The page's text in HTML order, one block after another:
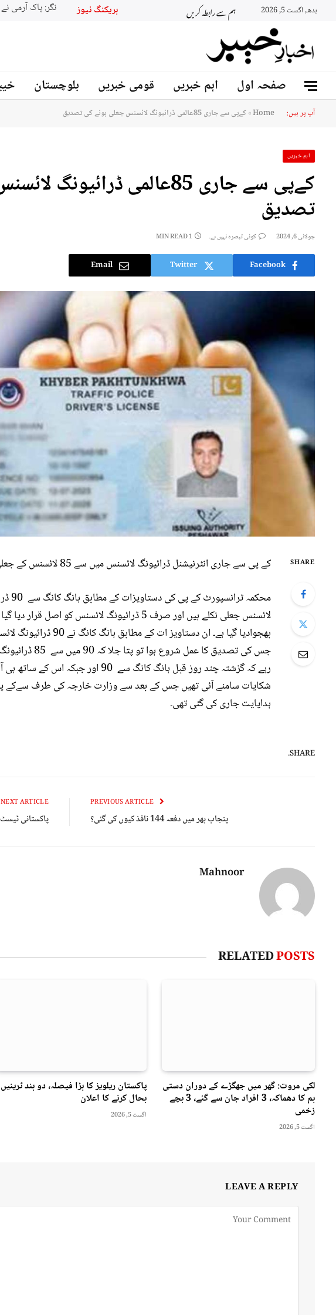
بدھ, اگست 5, 2026 ہم سے رابطہ کریں بریکنگ نیوز پاکستان اور
صفحہ اول اہم خبریں قومی خبریں بلوچستان
آپ پر ہیں: Home
»کےپی سے جاری 85عالمی ڈرائیونگ لائسنس جعلی ہونے کی تصدیق
اہم خبریں
کےپی سے جاری 85عالمی
تصدیق
جولائی 6, 2024 کوئی تبصرہ نہیں ہے۔ 1 MIN READ
Facebook
Twitter
Email
SHARE
کے پی سے جاری انٹرنیشنل ڈرائیونگ لائسنس میں سے 85 لائسنس کے جعلی ہونے کی تصدیق کردی گئی ہے۔
لائسنس جعلی نکلے ہیں اور صرف 5 ڈرائیونگ
بھجوادیا گیا ہے۔ ان
جس کی تصدیق کا
رہے کہ گزشتہ چند روز قبل ہانگ کانگ
شکایات سامنے آئی تھیں جس کے بعد سے وزارت خارجہ کی طرف
ہدایایت جاری کی گئی تھی۔
SHARE.
پنجاب بھر میں دفعہ 144 نافذ کیوں کی گئی؟
NEXT ARTICLE
پاکستانی
Mahnoor
RELATEDPOSTS
لکی مروت: گھر میں جھگڑے کے دوران دستی
بم کا دھماکہ، 3 افراد جان سے گئے، 3 بچے
زخمی
اگست 5, 2026
پاکستان ریلویز کا بڑا فیصلہ، دو بند ٹرینیں
بحال کرنے کا اعلان
اگست 5, 2026
LEAVE A REPLY